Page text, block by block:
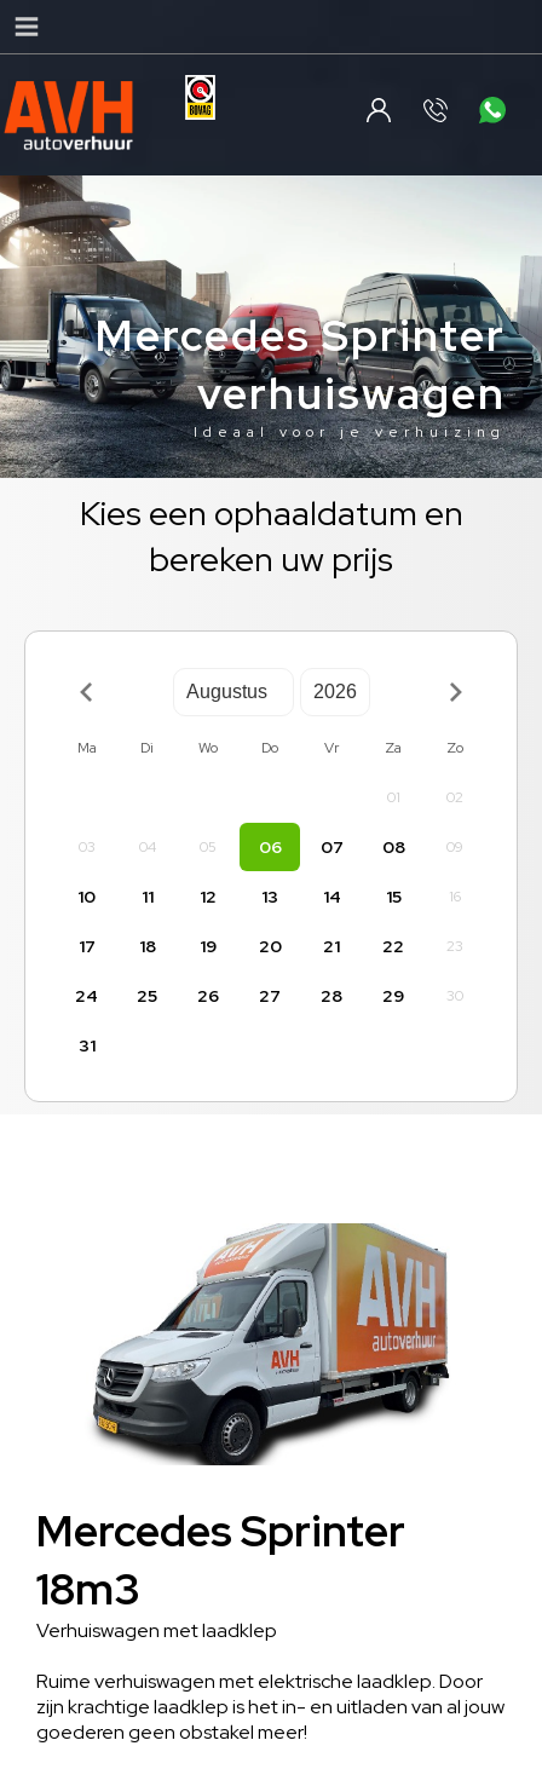
Mercedes Sprinter
verhuiswagen
Ideaal voor je verhuizing
Kies een ophaaldatum en
bereken uw prijs
Ma Di Wo Do Vr Za Zo
01 02
03 04 05 06 07 08 09
10 11 12 13 14 15 16
17 18 19 20 21 22 23
24 25 26 27 28 29 30
31
Mercedes Sprinter
18m3
Verhuiswagen met laadklep
Ruime verhuiswagen met elektrische laadklep. Door
zijn krachtige laadklep is het in- en uitladen van al jouw
goederen geen obstakel meer!